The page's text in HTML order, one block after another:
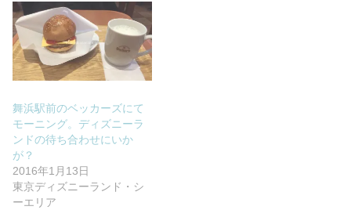
舞浜駅前のベッカーズにて
モーニング。ディズニーラ
ンドの待ち合わせにいか
が？
2016年1月13日
東京ディズニーランド・シ
ーエリア